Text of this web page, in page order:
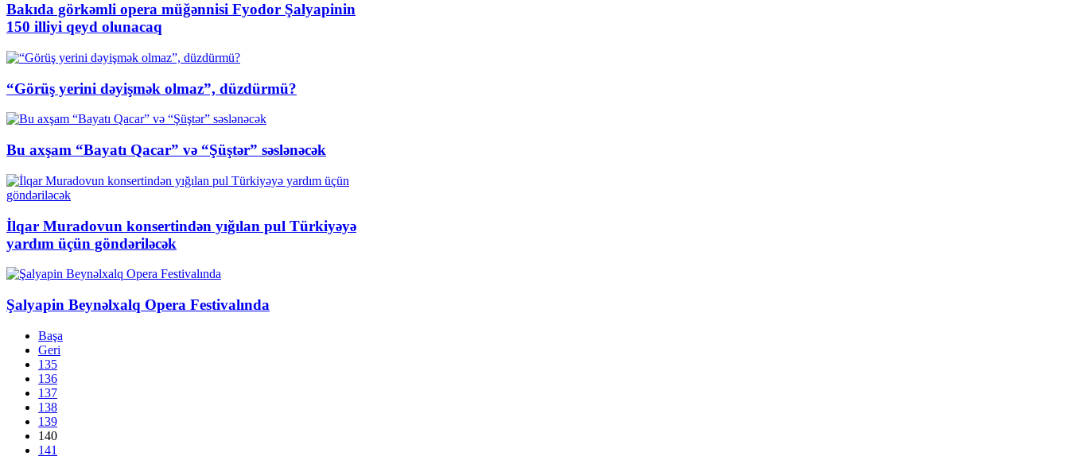
Bakıda görkəmli opera müğənnisi Fyodor Şalyapinin
150 illiyi qeyd olunacaq
“Görüş yerini dəyişmək olmaz”, düzdürmü?
Bu axşam “Bayatı Qacar” və “Şüştər” səslənəcək
İlqar Muradovun konsertindən yığılan pul Türkiyəyə
yardım üçün göndəriləcək
Şalyapin Beynəlxalq Opera Festivalında
Başa
Geri
135
136
137
138
139
140
141